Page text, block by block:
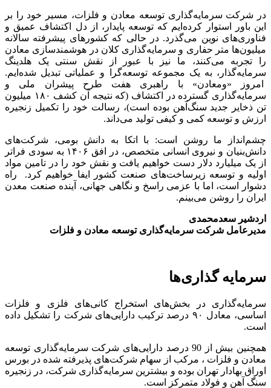
در شرکت سرمایه‌گذاری توسعه معادن و فلزات، مسیر خود را بر
این باور استوار کرده‌ایم که توسعه پایدار، از دل اکتشاف عمیق و
فناوری‌های نوین می‌گذرد. در حالی که کشورهای پیشرفته سالانه
میلیون‌ها متر حفاری و سرمایه‌گذاری کلان در هوشمندسازی معادن
را تجربه می‌کنند، ما نیز با عبور از نقش سنتی یک هلدینگ
سرمایه‌گذار، به یک مجموعه توسعه‌گرا و عملیاتی تبدیل شده‌ایم.
امروز «ومعادن» با راهبری هفت طرح پیشران ملی و
سرمایه‌گذاری گسترده در اکتشاف (که نتیجه آن کشف ۱۸۰ میلیون
تن ذخایر جدید سنگ‌آهن بوده است)، رسالت خود را تکمیل زنجیره
ارزش و توسعه کمی و کیفی تولید می‌داند.
چشم‌انداز ما روشن است: با اتکا به دانش بومی، شرکت‌های
دانش‌بنیان و نیروی انسانی متخصص، در افق ۱۴۰۶ به سودی فراتر
از یک میلیارد دلار دست خواهیم یافت و نقش خود را در تامین مواد
اولیه و توسعه زیرساخت‌های صنعت کشور ایفا خواهیم کرد. راه
دشوار است، اما با عزمی راسخ و نگاهی جهانی، آینده صنعت معدن
ایران را روشن می‌بینم.
اردشیر سعدمحمدی
مدیرعامل شرکت سرمایه‌گذاری توسعه معادن و فلزات
سرمایه گذاری‌ها
سرمایه‌گذاری در بخش‌های استخراج کانی‌های فلزی و فلزات
اساسی، معادل ۹۰ درصد ترکیب دارایی‌های شرکت را تشکیل داده
است.
همچنین بیش از 90 درصد دارایی‌های شرکت سرمایه‌گذاری توسعه
معادن و فلزات ، مرکب از سهام شرکت‌های پذیرفته شده در بورس
اوراق بهادار تهران بوده و بیشترین سرمایه‌گذاری شرکت، در زنجیره
سنگ آهن و فولاد متمرکز است.